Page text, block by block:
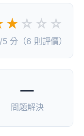
☆☆☆
分（6 則評價）
—
問題解決